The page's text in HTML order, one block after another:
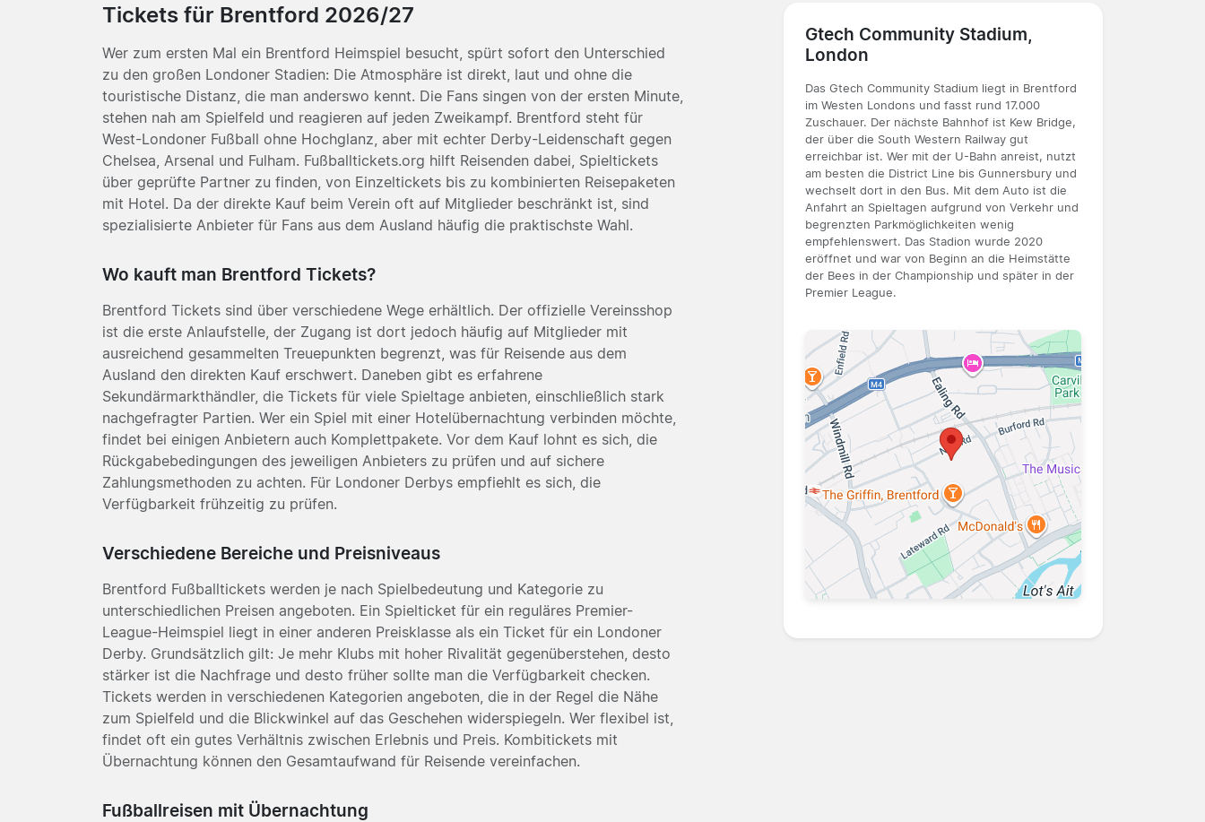
Tickets für Brentford 2026/27
Wer zum ersten Mal ein Brentford Heimspiel besucht, spürt sofort den Unterschied
zu den großen Londoner Stadien: Die Atmosphäre ist direkt, laut und ohne die
touristische Distanz, die man anderswo kennt. Die Fans singen von der ersten Minute,
stehen nah am Spielfeld und reagieren auf jeden Zweikampf. Brentford steht für
West-Londoner Fußball ohne Hochglanz, aber mit echter Derby-Leidenschaft gegen
Chelsea, Arsenal und Fulham. Fußballtickets.org hilft Reisenden dabei, Spieltickets
über geprüfte Partner zu finden, von Einzeltickets bis zu kombinierten Reisepaketen
mit Hotel. Da der direkte Kauf beim Verein oft auf Mitglieder beschränkt ist, sind
spezialisierte Anbieter für Fans aus dem Ausland häufig die praktischste Wahl.
Wo kauft man Brentford Tickets?
Brentford Tickets sind über verschiedene Wege erhältlich. Der offizielle Vereinsshop
ist die erste Anlaufstelle, der Zugang ist dort jedoch häufig auf Mitglieder mit
ausreichend gesammelten Treuepunkten begrenzt, was für Reisende aus dem
Ausland den direkten Kauf erschwert. Daneben gibt es erfahrene
Sekundärmarkthändler, die Tickets für viele Spieltage anbieten, einschließlich stark
nachgefragter Partien. Wer ein Spiel mit einer Hotelübernachtung verbinden möchte,
findet bei einigen Anbietern auch Komplettpakete. Vor dem Kauf lohnt es sich, die
Rückgabebedingungen des jeweiligen Anbieters zu prüfen und auf sichere
Zahlungsmethoden zu achten. Für Londoner Derbys empfiehlt es sich, die
Verfügbarkeit frühzeitig zu prüfen.
Verschiedene Bereiche und Preisniveaus
Brentford Fußballtickets werden je nach Spielbedeutung und Kategorie zu
unterschiedlichen Preisen angeboten. Ein Spielticket für ein reguläres Premier-
League-Heimspiel liegt in einer anderen Preisklasse als ein Ticket für ein Londoner
Derby. Grundsätzlich gilt: Je mehr Klubs mit hoher Rivalität gegenüberstehen, desto
stärker ist die Nachfrage und desto früher sollte man die Verfügbarkeit checken.
Tickets werden in verschiedenen Kategorien angeboten, die in der Regel die Nähe
zum Spielfeld und die Blickwinkel auf das Geschehen widerspiegeln. Wer flexibel ist,
findet oft ein gutes Verhältnis zwischen Erlebnis und Preis. Kombitickets mit
Übernachtung können den Gesamtaufwand für Reisende vereinfachen.
Fußballreisen mit Übernachtung
Gtech Community Stadium,
London
Das Gtech Community Stadium liegt in Brentford
im Westen Londons und fasst rund 17.000
Zuschauer. Der nächste Bahnhof ist Kew Bridge,
der über die South Western Railway gut
erreichbar ist. Wer mit der U-Bahn anreist, nutzt
am besten die District Line bis Gunnersbury und
wechselt dort in den Bus. Mit dem Auto ist die
Anfahrt an Spieltagen aufgrund von Verkehr und
begrenzten Parkmöglichkeiten wenig
empfehlenswert. Das Stadion wurde 2020
eröffnet und war von Beginn an die Heimstätte
der Bees in der Championship und später in der
Premier League.